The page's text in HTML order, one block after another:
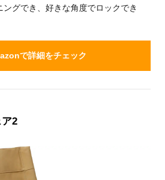
グでき、好きな角度でロックでき
で詳細をチェック
2